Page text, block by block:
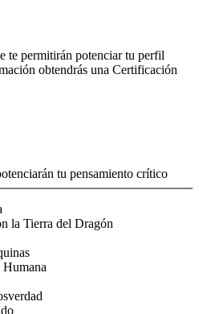
te permitirán potenciar tu perfil
obtendrás una Certificación
tu pensamiento crítico
la Tierra del Dragón